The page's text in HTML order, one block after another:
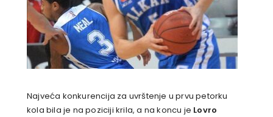
Najveća konkurencija za uvrštenje u prvu petorku
kola bila je na poziciji krila, a na koncu je Lovro